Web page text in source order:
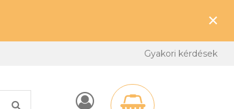
×
Gyakori kérdések